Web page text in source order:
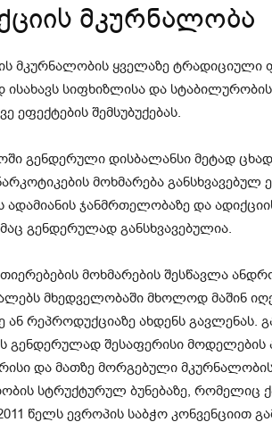
მკურნალობა
მკურნალობის ყველაზე ტრადიციული
სიფხიზლისა და სტაბილურობის
ეფექტების შემსუბუქებას.
გენდერული დისბალანსი მეტად
მოხმარება განსხვავებულ
ადამიანის ჯანმრთელობაზე და
გენდერულად განსხვავებულია.
მოხმარების შესწავლა
მხედველობაში მხოლოდ მაშინ
ან რეპროდუქციაზე ახდენს გავლენას.
გენდერულად შესაფერისი მოდელების
და მათზე მორგებული
სტრუქტურულ ბუნებაზე, რომელიც
წელს ევროპის საბჭო კონვენციით